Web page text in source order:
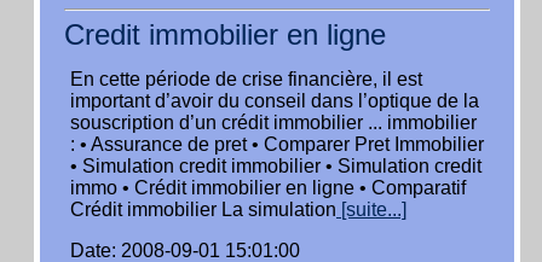
Credit immobilier en ligne
En cette période de crise financière, il est
important d’avoir du conseil dans l’optique de la
souscription d’un crédit immobilier ... immobilier
: • Assurance de pret • Comparer Pret Immobilier
• Simulation credit immobilier • Simulation credit
immo • Crédit immobilier en ligne • Comparatif
Crédit immobilier La simulation [suite...]
Date: 2008-09-01 15:01:00